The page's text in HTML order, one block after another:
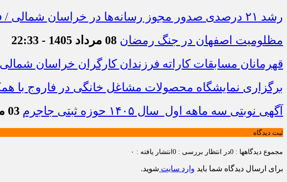
رشد ۲۱ درصدی صدور مجوز رسانه‌ها در خراسان شمالی / فعالیت ۱۳ رسانه جدید در ۴ ماه نخست سال
مظلومیت اصفهان در جنگ رمضان 08 مرداد 1405 - 22:33
قهرمانان مسابقات کاراته فرزندان کارگران خراسان
برگزاری نمایشگاه محصولات مشاغل خانگی در فاروج با
آگهی نوبتی سه ماهه اول سال ۱۴۰۵ حوزه ثبتی جاجرم
03 مرداد 1405 - 1:43
ثبت دیدگاه
مجموع دیدگاهها : 0 در انتظار بررسی : 0 انتشار یافته : ۰
برای ارسال دیدگاه شما باید وارد سایت شوید.